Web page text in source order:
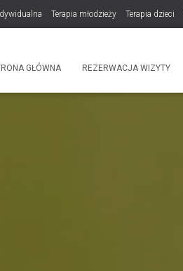
Terapia młodzieży Terapia dzieci
GŁÓWNA REZERWACJA WIZYTY